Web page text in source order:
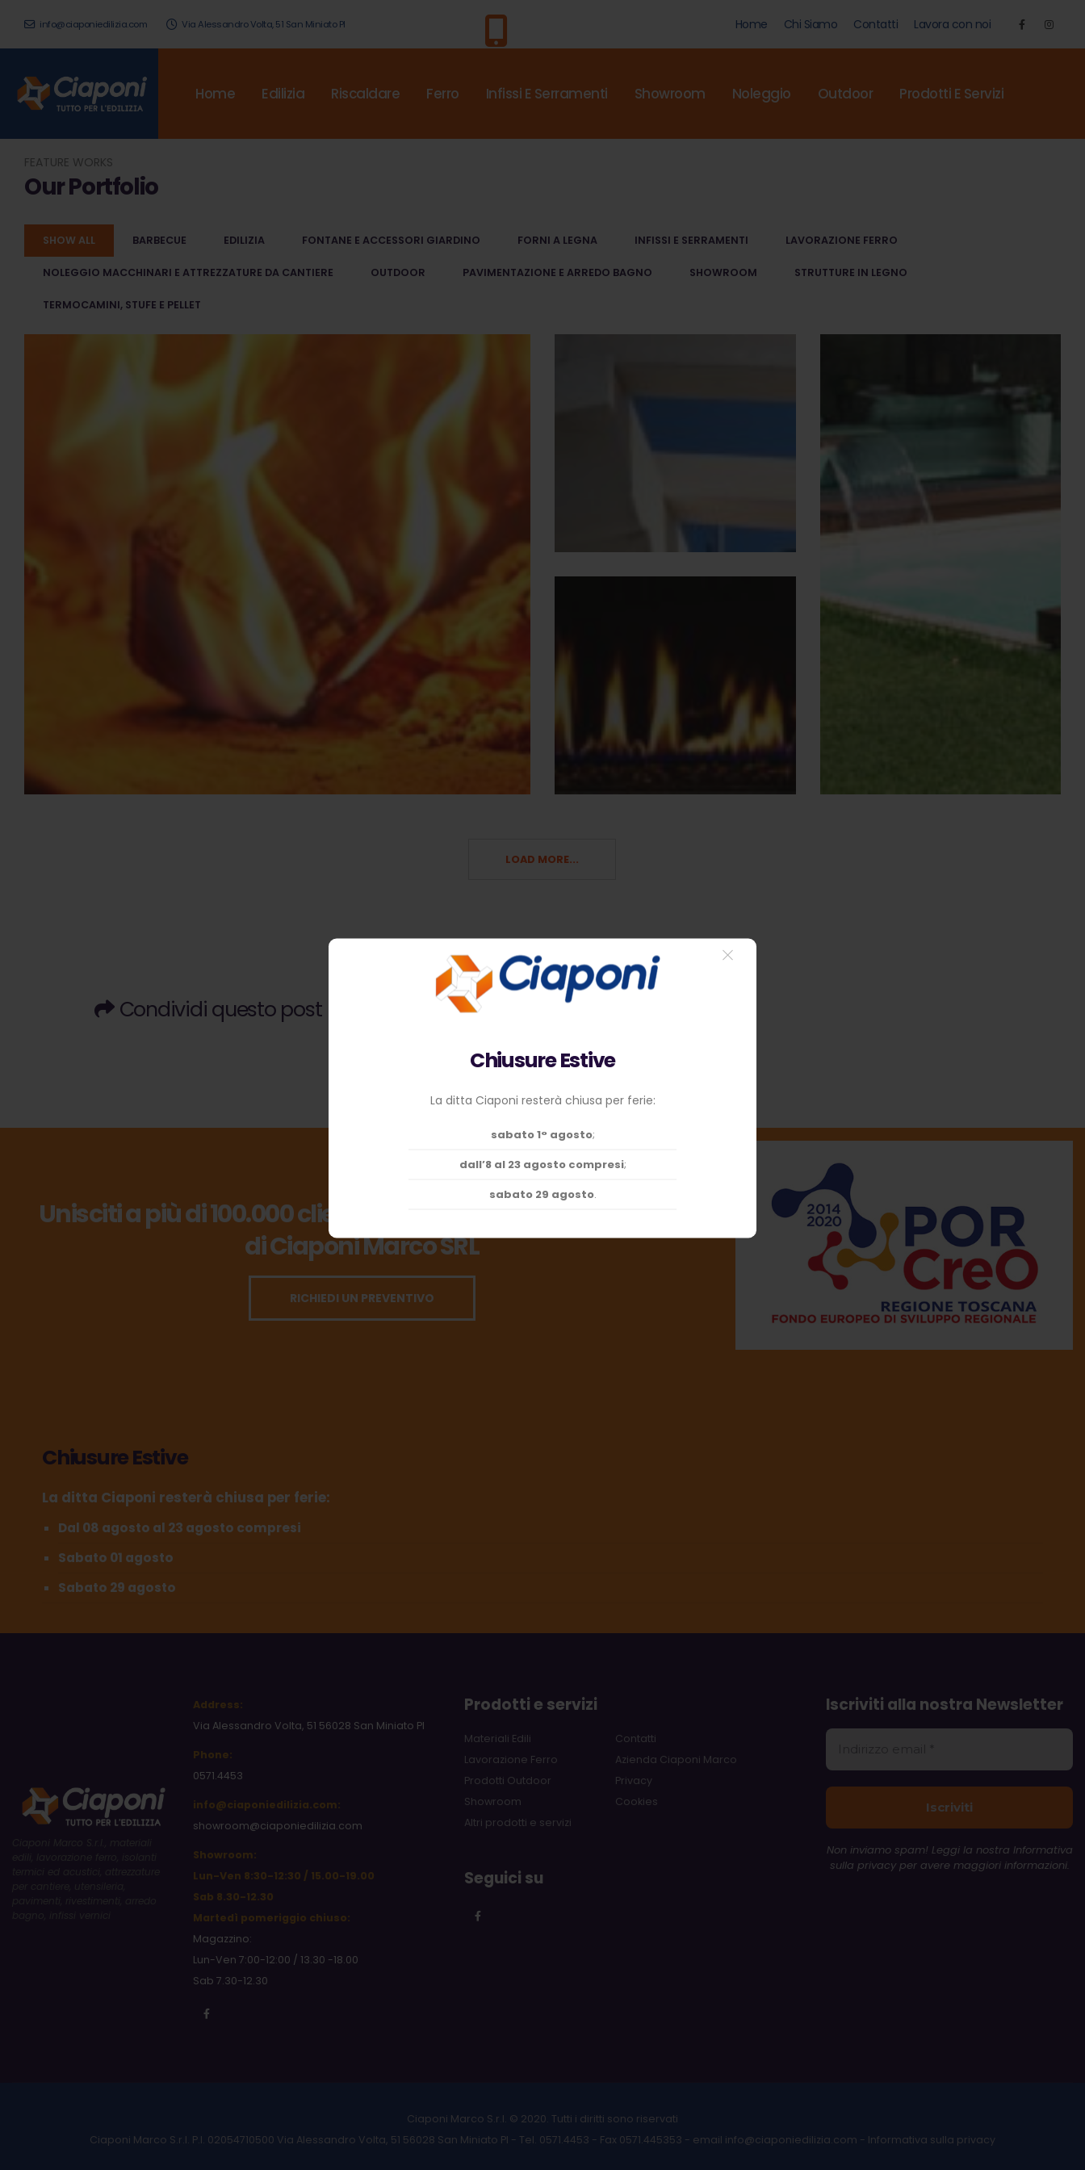
Chiusure Estive
La ditta Ciaponi resterà chiusa per ferie:
sabato 1° agosto;
dall’8 al 23 agosto compresi;
sabato 29 agosto.
info@ciaponiedilizia.com Via Alessandro Volta, 51 San Miniato PI Home Chi Siamo Contatti Lavora con noi
Home Edilizia Riscaldare Ferro Infissi E Serramenti Showroom Noleggio Outdoor Prodotti E Servizi
FEATURE WORKS
Our Portfolio
SHOW ALL BARBECUE EDILIZIA FONTANE E ACCESSORI GIARDINO FORNI A LEGNA INFISSI E SERRAMENTI LAVORAZIONE FERRO
NOLEGGIO MACCHINARI E ATTREZZATURE DA CANTIERE OUTDOOR PAVIMENTAZIONE E ARREDO BAGNO SHOWROOM STRUTTURE IN LEGNO
TERMOCAMINI, STUFE E PELLET
LOAD MORE...
Condividi questo post
Unisciti a più di 100.000 clienti che si fidano dell'esperienza
di Ciaponi Marco SRL
RICHIEDI UN PREVENTIVO
Chiusure Estive
La ditta Ciaponi resterà chiusa per ferie:
Dal 08 agosto al 23 agosto compresi
Sabato 01 agosto
Sabato 29 agosto
Address:
Via Alessandro Volta, 51 56028 San Miniato PI
Phone:
0571.4453
info@ciaponiedilizia.com:
showroom@ciaponiedilizia.com
Showroom:
Lun-Ven 8:30-12:30 / 15.00-19.00
Sab 8.30-12.30
Martedì pomeriggio chiuso:
Magazzino:
Lun-Ven 7:00-12:00 / 13.30 -18.00
Sab 7.30-12.30
Prodotti e servizi
Materiali Edili
Lavorazione Ferro
Prodotti Outdoor
Showroom
Altri prodotti e servizi
Contatti
Azienda Ciaponi Marco
Privacy
Cookies
Seguici su
Iscriviti alla nostra Newsletter
Non inviamo spam! Leggi la nostra Informativa
sulla privacyper avere maggiori informazioni.
Ciaponi Marco S.r.l. © 2020. Tutti i diritti sono riservati
Ciaponi Marco S.r.l. P.I. 02054710500 Via Alessandro Volta, 51 56028 San Miniato PI - Tel. 0571.4453 - Fax 0571.445353 - email info@ciaponiedilizia.com - Informativa sulla privacy